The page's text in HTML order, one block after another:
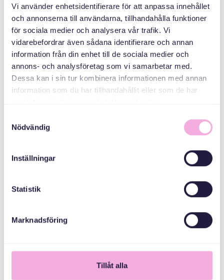
Vi använder enhetsidentifierare för att anpassa innehållet
och annonserna till användarna, tillhandahålla funktioner
för sociala medier och analysera vår trafik. Vi
vidarebefordrar även sådana identifierare och annan
information från din enhet till de sociala medier och
annons- och analysföretag som vi samarbetar med.
Dessa kan i sin tur kombinera informationen med annan
information som du har tillhandahållit eller som de har
Nödvändig
Inställningar
Statistik
Marknadsföring
Tillåt alla
Svenska med baby
E-post
bokningen@svenskamedbaby.se
CO-ORGANIZERS